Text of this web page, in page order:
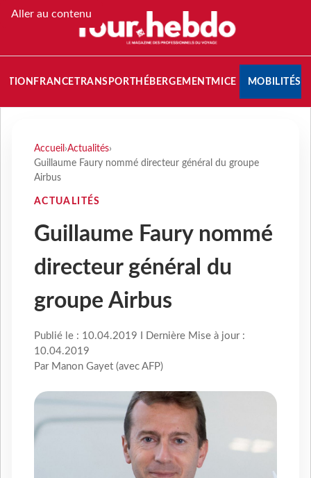
Aller au contenu
FRANCETRANSPORT HÉBERGEMENTMICE MOBILITÉS
Accueil ›Actualités›
Guillaume Faury nommé directeur général du groupe
Airbus
ACTUALITÉS
Guillaume Faury nommé
directeur général du
groupe Airbus
Publié le : 10.04.2019 I Dernière Mise à jour :
10.04.2019
Par Manon Gayet (avec AFP)